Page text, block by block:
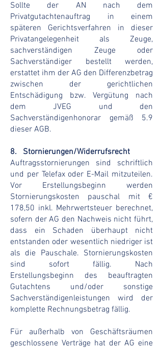
Sollte der AN nach dem
Privatgutachtenauftrag in einem
späteren Gerichtsverfahren in dieser
Privatangelegenheit als Zeuge,
sachverständigen Zeuge oder
Sachverständiger bestellt werden,
erstattet ihm der AG den Differenzbetrag
zwischen der gerichtlichen
Entschädigung bzw. Vergütung nach
dem JVEG und den
Sachverständigenhonorar gemäß 5.9
dieser AGB.
8. Stornierungen/Widerrufsrecht
Auftragsstornierungen sind schriftlich
und per Telefax oder E-Mail mitzuteilen.
Vor Erstellungsbeginn werden
Stornierungskosten pauschal mit €
178,50 inkl. Mehrwertsteuer berechnet,
sofern der AG den Nachweis nicht führt,
dass ein Schaden überhaupt nicht
entstanden oder wesentlich niedriger ist
als die Pauschale. Stornierungskosten
sind sofort fällig. Nach
Erstellungsbeginn des beauftragten
Gutachtens und/oder sonstige
Sachverständigenleistungen wird der
komplette Rechnungsbetrag fällig.
Für außerhalb von Geschäftsräumen
geschlossene Verträge hat der AG eine